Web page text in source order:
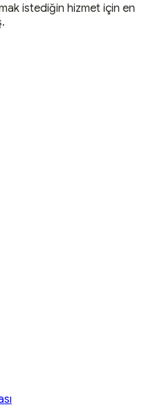
istediğin hizmet için en